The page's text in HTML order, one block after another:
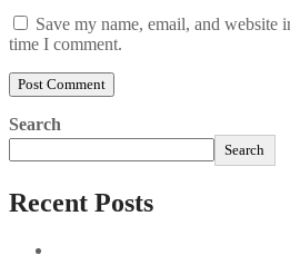
Save my name, email, and website
time I comment.
Search
Search
Recent Posts